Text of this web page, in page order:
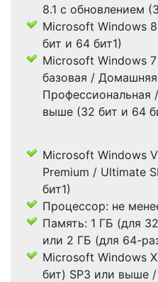
8.1 с обновлением
Microsoft Windows
бит и 64 бит1)
Microsoft Windows
базовая /
Профессиональная
выше (32 бит и 64
Microsoft Windows
Premium / Ultimate
бит1)
Процессор: не
Память: 1 ГБ (для
или 2 ГБ (для 64-
Microsoft Windows
бит) SP3 или выше